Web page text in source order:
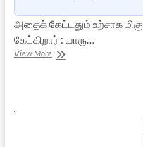
அதைக் கேட்டதும் உற்சாக
கேட்கிறார் : யாரு…
View Moreம(மா)ரியம்மா